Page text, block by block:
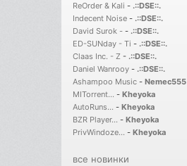
ReOrder & Kali - .::DSE::.
Indecent Noise - .::DSE::.
David Surok - - .::DSE::.
ED-SUNday - Ti - .::DSE::.
Claas Inc. - Z - .::DSE::.
Daniel Wanrooy - .::DSE::.
Ashampoo Music - Nemec555
MITorrent... - Kheyoka
AutoRuns... - Kheyoka
BZR Player... - Kheyoka
PrivWindoze... - Kheyoka
все новинки